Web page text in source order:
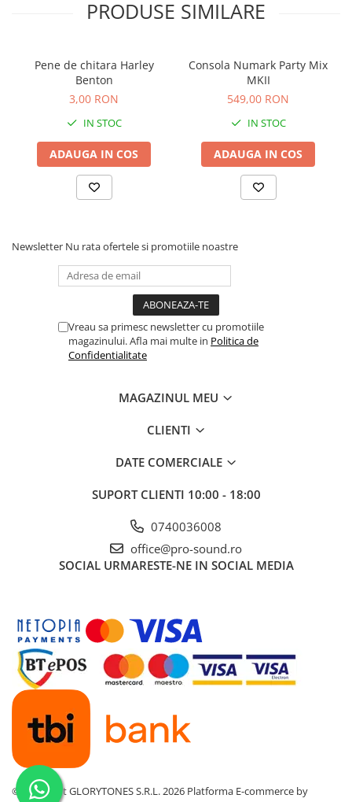
PRODUSE SIMILARE
Pene de chitara Harley
Benton
3,00 RON
IN STOC
ADAUGA IN COS
Consola Numark Party Mix
MKII
549,00 RON
IN STOC
ADAUGA IN COS
Newsletter Nu rata ofertele si promotiile noastre
Vreau sa primesc newsletter cu promotiile
magazinului. Afla mai multe in Politica de
Confidentialitate
MAGAZINUL MEU
CLIENTI
DATE COMERCIALE
SUPORT CLIENTI 10:00 - 18:00
0740036008
office@pro-sound.ro
SOCIAL URMARESTE-NE IN SOCIAL MEDIA
©Copyright GLORYTONES S.R.L. 2026 Platforma E-commerce by